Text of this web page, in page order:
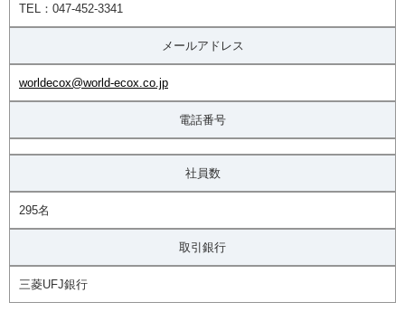
TEL：047-452-3341
メールアドレス
worldecox@world-ecox.co.jp
電話番号
社員数
295名
取引銀行
三菱UFJ銀行